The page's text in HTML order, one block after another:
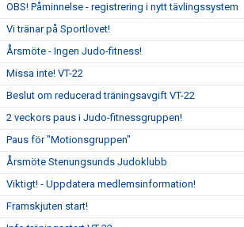
OBS! Påminnelse - registrering i nytt tävlingssystem
Vi tränar på Sportlovet!
Årsmöte - Ingen Judo-fitness!
Missa inte! VT-22
Beslut om reducerad träningsavgift VT-22
2 veckors paus i Judo-fitnessgruppen!
Paus för "Motionsgruppen"
Årsmöte Stenungsunds Judoklubb
Viktigt! - Uppdatera medlemsinformation!
Framskjuten start!